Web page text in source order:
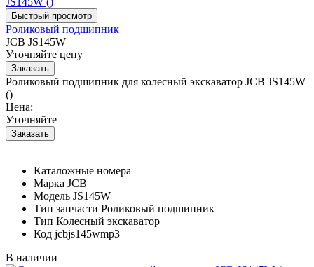
Роликовый подшипник
JCB JS145W
Уточняйте цену
Роликовый подшипник для колесный экскаватор JCB JS145W
()
Цена:
Уточняйте
Каталожные номера
Марка JCB
Модель JS145W
Тип запчасти Роликовый подшипник
Тип Колесный экскаватор
Код jcbjs145wmp3
В наличии